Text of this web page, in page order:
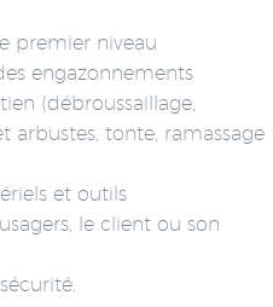
premier niveau
engazonnements
(débroussaillage,
arbustes, tonte, ramassage
et outils
le client ou son